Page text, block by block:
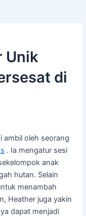
Unik
di
ambil oleh seorang
. Ia mengatur sesi
anak
hutan. Selain
menambah
Heather juga yakin
dapat menjadi